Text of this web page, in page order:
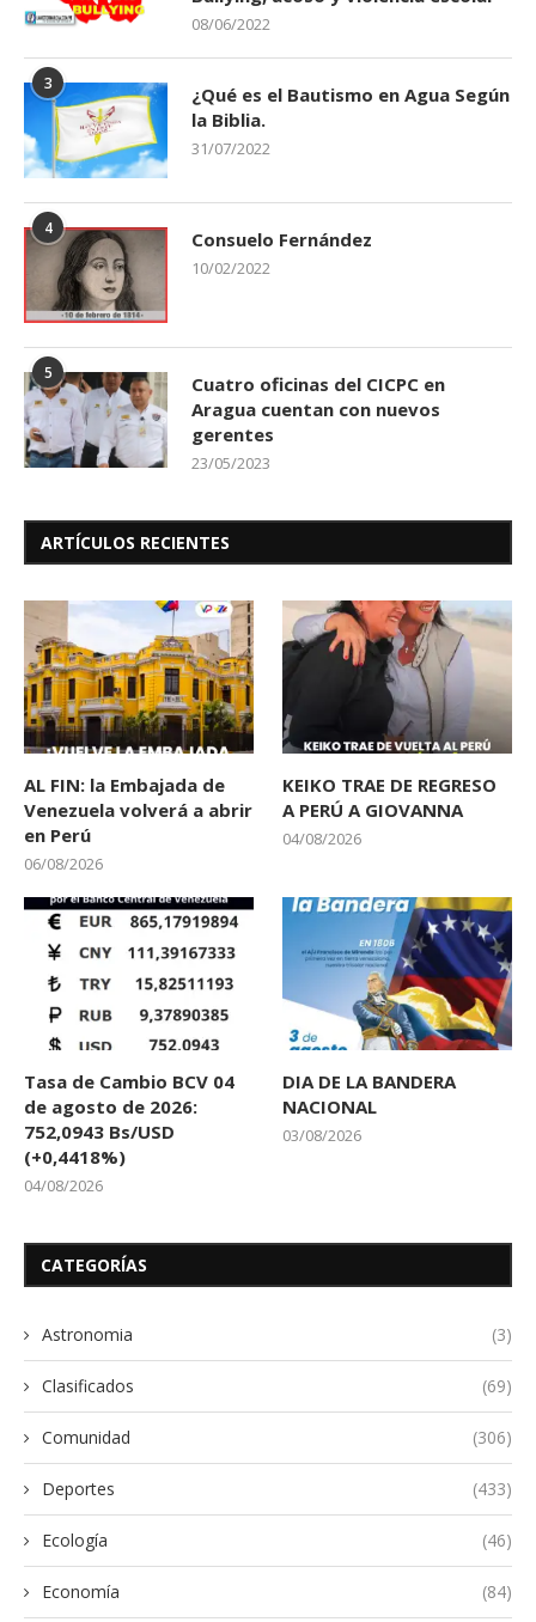
08/06/2022
3
¿Qué es el Bautismo en Agua Según
la Biblia.
31/07/2022
4 Consuelo Fernández
10/02/2022
5
Cuatro oficinas del CICPC en
Aragua cuentan con nuevos
gerentes
23/05/2023
ARTÍCULOS RECIENTES
AL FIN: la Embajada de
Venezuela volverá a abrir
en Perú
06/08/2026
KEIKO TRAE DE REGRESO
A PERÚ A GIOVANNA
04/08/2026
Tasa de Cambio BCV 04
de agosto de 2026:
752,0943 Bs/USD
(+0,4418%)
04/08/2026
DIA DE LA BANDERA
NACIONAL
03/08/2026
CATEGORÍAS
Astronomia (3)
Clasificados (69)
Comunidad (306)
Deportes (433)
Ecología (46)
Economía (84)